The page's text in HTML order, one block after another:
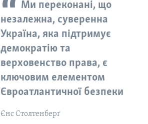
Ми переконані, що
незалежна, суверенна
Україна, яка підтримує
демократію та
верховенство права, є
ключовим елементом
Євроатлантичної безпеки
Єнс Столтенберґ